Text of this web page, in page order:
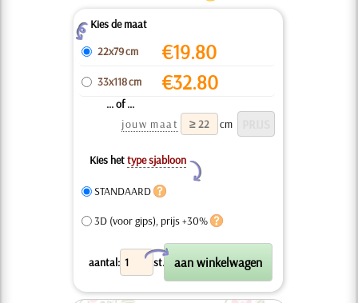
ZKies de maat
22x79 cm
€19.80
33x118 cm €32.80
... of ...
jouw maat
cm
Kies hettype sjabloon
Y
STANDAARD
3D (voor gips), prijs +30%
aantal: st.
X